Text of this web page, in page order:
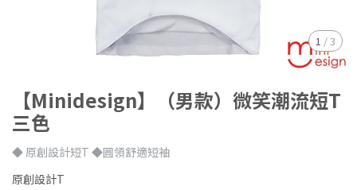
1 /3
【Minidesign】（男款）微笑潮流短T
三色
◆ 原創設計短T ◆圓領舒適短袖
原創設計T